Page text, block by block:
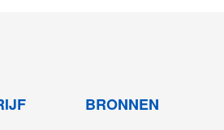
BRONNEN